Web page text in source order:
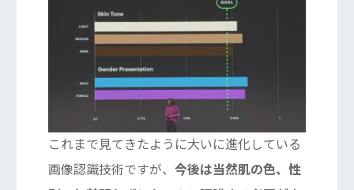
これまで見てきたように大いに進化している
画像認識技術ですが、 今後は当然肌の色、性